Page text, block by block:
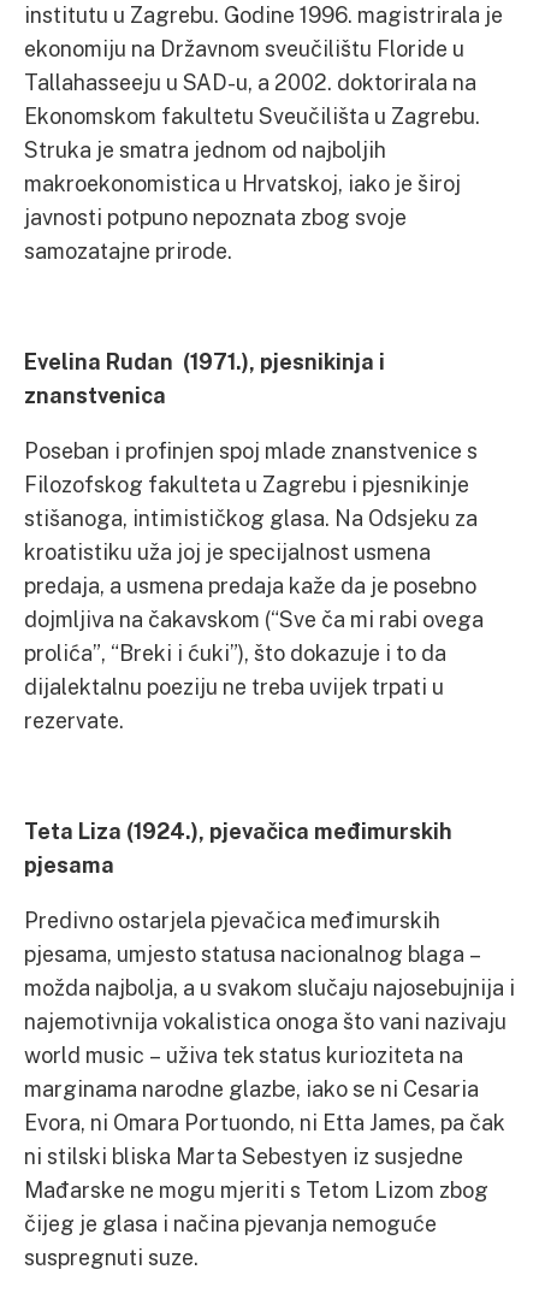
institutu u Zagrebu. Godine 1996. magistrirala je
ekonomiju na Državnom sveučilištu Floride u
Tallahasseeju u SAD-u, a 2002. doktorirala na
Ekonomskom fakultetu Sveučilišta u Zagrebu.
Struka je smatra jednom od najboljih
makroekonomistica u Hrvatskoj, iako je široj
javnosti potpuno nepoznata zbog svoje
samozatajne prirode.
Evelina Rudan (1971.), pjesnikinja i
znanstvenica
Poseban i profinjen spoj mlade znanstvenice s
Filozofskog fakulteta u Zagrebu i pjesnikinje
stišanoga, intimističkog glasa. Na Odsjeku za
kroatistiku uža joj je specijalnost usmena
predaja, a usmena predaja kaže da je posebno
dojmljiva na čakavskom (“Sve ča mi rabi ovega
prolića”, “Breki i ćuki”), što dokazuje i to da
dijalektalnu poeziju ne treba uvijek trpati u
rezervate.
Teta Liza (1924.), pjevačica međimurskih
pjesama
Predivno ostarjela pjevačica međimurskih
pjesama, umjesto statusa nacionalnog blaga –
možda najbolja, a u svakom slučaju najosebujnija i
najemotivnija vokalistica onoga što vani nazivaju
world music – uživa tek status kurioziteta na
marginama narodne glazbe, iako se ni Cesaria
Evora, ni Omara Portuondo, ni Etta James, pa čak
ni stilski bliska Marta Sebestyen iz susjedne
Mađarske ne mogu mjeriti s Tetom Lizom zbog
čijeg je glasa i načina pjevanja nemoguće
suspregnuti suze.